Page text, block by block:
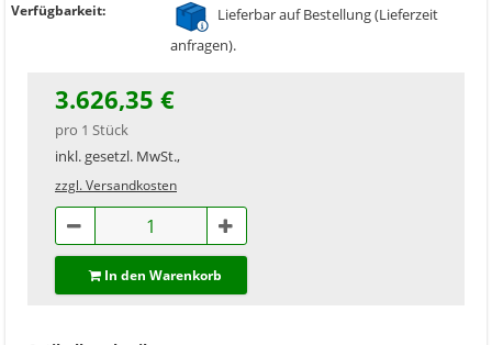
Verfügbarkeit:
Lieferbar auf Bestellung (Lieferzeit
anfragen).
3.626,35 €
pro 1 Stück
inkl. gesetzl. MwSt.,
zzgl. Versandkosten
In den Warenkorb